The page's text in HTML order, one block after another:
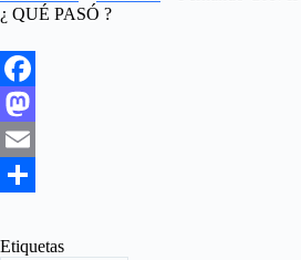
¿ QUÉ PASÓ ?
F
a
b
M
t
E
a
h
Etiquetas